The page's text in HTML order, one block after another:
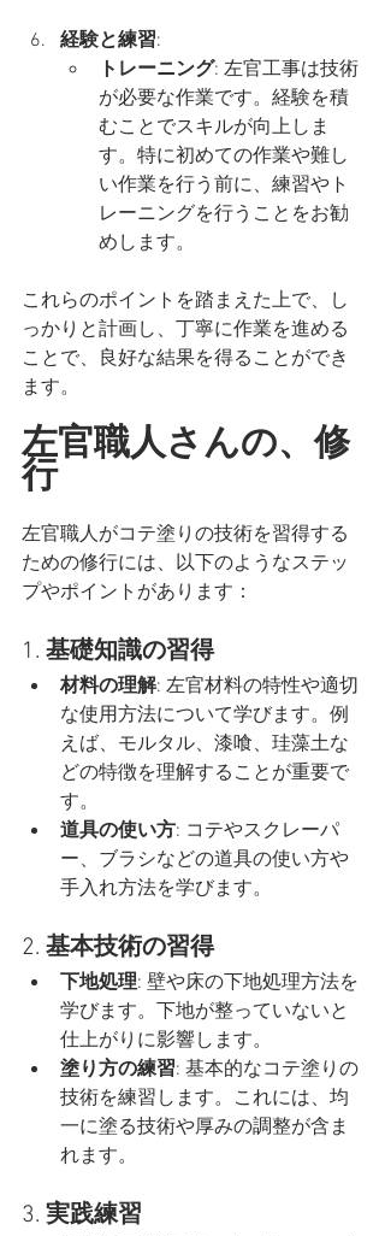
経験と練習:
トレーニング: 左官工事は技術
が必要な作業です。経験を積
むことでスキルが向上しま
す。特に初めての作業や難し
い作業を行う前に、練習やト
レーニングを行うことをお勧
めします。
これらのポイントを踏まえた上で、し
っかりと計画し、丁寧に作業を進める
ことで、良好な結果を得ることができ
ます。
左官職人さんの、修
行
左官職人がコテ塗りの技術を習得する
ための修行には、以下のようなステッ
プやポイントがあります：
1. 基礎知識の習得
材料の理解: 左官材料の特性や適切
な使用方法について学びます。例
えば、モルタル、漆喰、珪藻土な
どの特徴を理解することが重要で
す。
道具の使い方: コテやスクレーパ
ー、ブラシなどの道具の使い方や
手入れ方法を学びます。
2. 基本技術の習得
下地処理: 壁や床の下地処理方法を
学びます。下地が整っていないと
仕上がりに影響します。
塗り方の練習: 基本的なコテ塗りの
技術を練習します。これには、均
一に塗る技術や厚みの調整が含ま
れます。
3. 実践練習